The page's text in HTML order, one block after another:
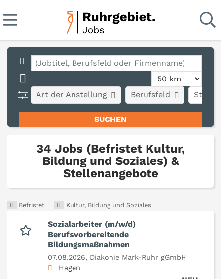
Stadt
Art der Anstellung Berufsfeld
34 Jobs (Befristet Kultur,
Bildung und Soziales) &
Stellenangebote
Befristet Kultur, Bildung und Soziales
Sozialarbeiter (m/w/d)
Berufsvorbereitende
Bildungsmaßnahmen
07.08.2026, Diakonie Mark-Ruhr gGmbH
Hagen